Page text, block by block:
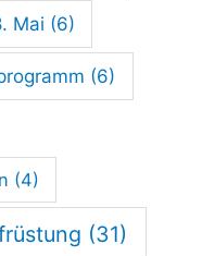
Mai (6)
(6)
(4)
(31)